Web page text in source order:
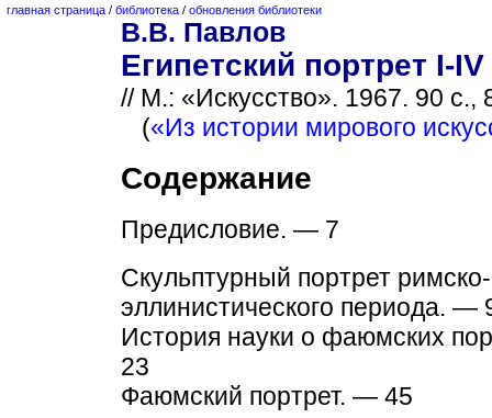
главная страница / библиотека / обновления библиотеки
В.В. Павлов
Египетский портрет I-
// М.: «Искусство». 1967. 90 с.,
(«Из истории мирового
Содержание
Предисловие. — 7
Скульптурный портрет римско-
эллинистического периода. —
История науки о фаюмских
23
Фаюмский портрет. — 45